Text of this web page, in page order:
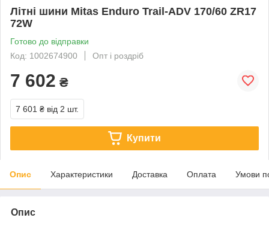
Літні шини Mitas Enduro Trail-ADV 170/60 ZR17
72W
Готово до відправки
Код: 1002674900
Опт і роздріб
7 602 ₴
7 601 ₴ від 2 шт.
Купити
Опис Характеристики Доставка Оплата Умови
Опис